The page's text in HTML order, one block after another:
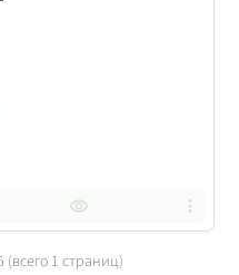
(всего 1 страниц)